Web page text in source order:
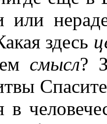
или
здесь
смысл?
в